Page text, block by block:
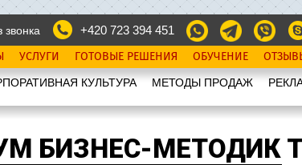
звонка
+420 723 394 451
УСЛУГИ ГОТОВЫЕ РЕШЕНИЯ ОБУЧЕНИЕ
КУЛЬТУРА МЕТОДЫ ПРОДАЖ
БИЗНЕС-МЕТОДИК